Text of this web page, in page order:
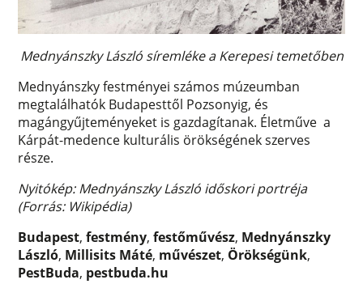
Mednyánszky László síremléke a Kerepesi temetőben
Mednyánszky festményei számos múzeumban
megtalálhatók Budapesttől Pozsonyig, és
magángyűjteményeket is gazdagítanak. Életműve a
Kárpát-medence kulturális örökségének szerves
része.
Nyitókép: Mednyánszky László időskori portréja
(Forrás: Wikipédia)
Budapest,festmény,festőművész, Mednyánszky
László, Millisits Máté, művészet, Örökségünk,
PestBuda, pestbuda.hu